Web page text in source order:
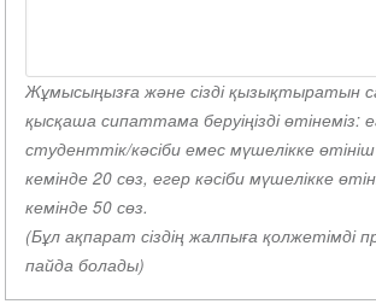
Жұмысыңызға және сізді қызықтыратын
қысқаша сипаттама беруіңізді өтінеміз:
студенттік/кәсіби емес мүшелікке өтініш
кемінде 20 сөз, егер кәсіби мүшелікке
кемінде 50 сөз.
(Бұл ақпарат сіздің жалпыға қолжетімді
пайда болады)